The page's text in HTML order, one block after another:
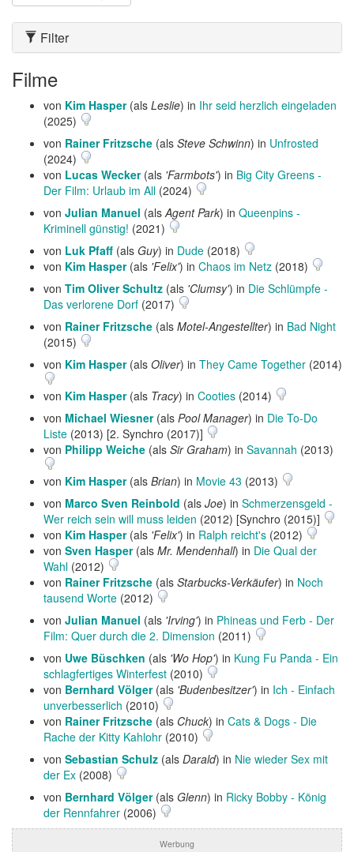
Filter
Filme
von Kim Hasper(als Leslie) in Ihr seid herzlich eingeladen
(2025)
von Rainer Fritzsche (als Steve Schwinn) in Unfrosted
(2024)
von Lucas Wecker(als 'Farmbots') in Big City Greens -
Der Film: Urlaub im All (2024)
von Julian Manuel (alsAgent Park) in Queenpins -
Kriminell günstig! (2021)
von Luk Pfaff (als Guy) in Dude (2018)
von Kim Hasper(als 'Felix') in Chaos im Netz (2018)
von Tim Oliver Schultz (als 'Clumsy') in Die Schlümpfe -
Das verlorene Dorf (2017)
von Rainer Fritzsche (als Motel-Angestellter) in Bad Night
(2015)
von Kim Hasper(als Oliver) in They Came Together (2014)
von Kim Hasper(als Tracy) in Cooties (2014)
von Michael Wiesner(als Pool Manager) in Die To-Do
Liste (2013) [2. Synchro (2017)]
von Philipp Weiche (als Sir Graham) in Savannah (2013)
von Kim Hasper(als Brian) in Movie 43 (2013)
von Marco Sven Reinbold (als Joe) in Schmerzensgeld -
Wer reich sein will muss leiden (2012) [Synchro (2015)]
von Kim Hasper(als 'Felix') in Ralph reicht's (2012)
von Sven Hasper(als Mr. Mendenhall) in Die Qual der
Wahl (2012)
von Rainer Fritzsche (als Starbucks-Verkäufer) in Noch
tausend Worte (2012)
von Julian Manuel (als 'Irving') in Phineas und Ferb - Der
Film: Quer durch die 2. Dimension (2011)
von Uwe Büschken (als 'Wo Hop') in Kung Fu Panda - Ein
schlagfertiges Winterfest (2010)
von Bernhard Völger(als 'Budenbesitzer') in Ich - Einfach
unverbesserlich (2010)
von Rainer Fritzsche (als Chuck) in Cats & Dogs - Die
Rache der Kitty Kahlohr (2010)
von Sebastian Schulz (als Darald) in Nie wieder Sex mit
der Ex (2008)
von Bernhard Völger(als Glenn) in Ricky Bobby - König
der Rennfahrer (2006)
Werbung